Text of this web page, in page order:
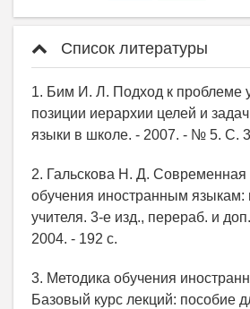
Список литературы
1. Бим И. Л. Подход к проблеме
позиции иерархии целей и
языки в школе. - 2007. - № 5. С.
2. Гальскова Н. Д. Современная
обучения иностранным языкам:
учителя. 3-е изд., перераб. и
2004. - 192 с.
3. Методика обучения
Базовый курс лекций: пособие